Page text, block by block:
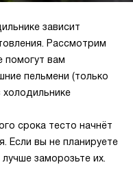
зависит
Рассмотрим
помогут вам
пельмени (только
срока тесто начнёт
Если вы не планируете
заморозьте их.